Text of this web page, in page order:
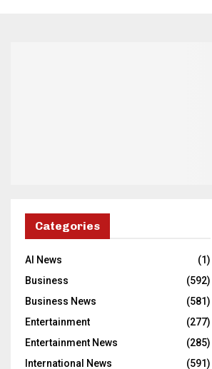
Categories
AI News
(1)
Business
(592)
Business News
(581)
Entertainment
(277)
Entertainment News
(285)
International News
(591)